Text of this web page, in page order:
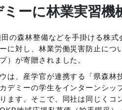
ーに林業実習機
の森林整備などを手掛ける株
に対し、林業労働災害防止につ
）が寄贈されました。
は、産学官が連携する「県森林
デミーの学生をインターンシッ
ます。そこで、同社は同じくコ